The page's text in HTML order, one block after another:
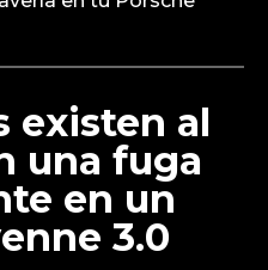
aumento en la
de charcos
vehículo y un notable
característico alrededor
especializado en
diagnosticar y
en tu Porsche